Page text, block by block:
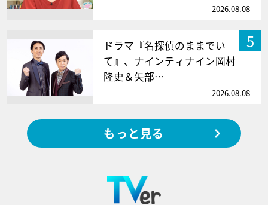
2026.08.08
5
ドラマ『名探偵のままでい
て』、ナインティナイン岡村
隆史＆矢部…
2026.08.08
もっと見る